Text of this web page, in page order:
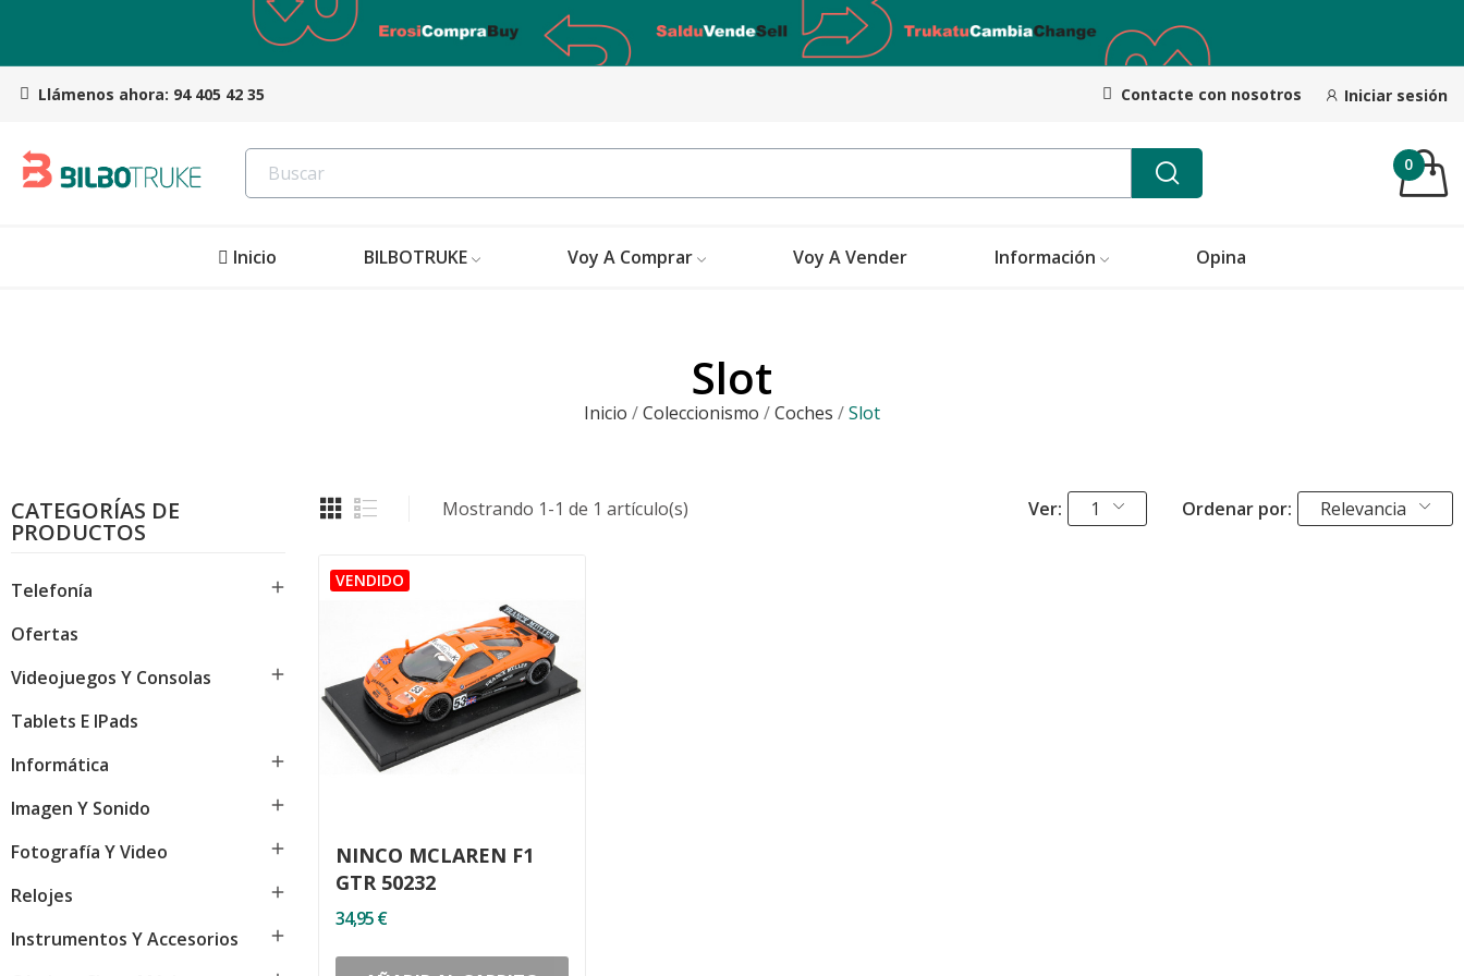
Llámenos ahora: 94 405 42 35 Contacte con nosotros Iniciar sesión
0
Inicio BILBOTRUKE Voy A Comprar Voy A Vender Información Opina
Slot
Inicio Coleccionismo Coches Slot
CATEGORÍAS DE
PRODUCTOS
Telefonía 
Ofertas
Videojuegos Y Consolas

Tablets E IPads
Informática

Imagen Y Sonido 
Fotografía Y Video 
Relojes 
Instrumentos Y Accesorios 
Mostrando 1-1 de 1 artículo(s) Ver: 1 Ordenar por: Relevancia
NINCO MCLAREN F1
GTR 50232
34,95 €